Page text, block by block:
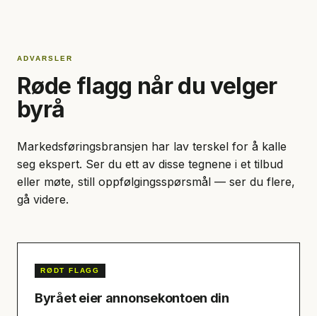
ADVARSLER
Røde flagg når du velger
byrå
Markedsføringsbransjen har lav terskel for å kalle
seg ekspert. Ser du ett av disse tegnene i et tilbud
eller møte, still oppfølgingsspørsmål — ser du flere,
gå videre.
RØDT FLAGG
Byrået eier annonsekontoen din